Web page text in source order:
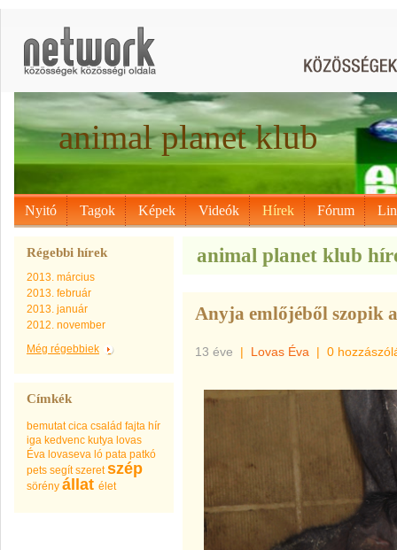
animal planet klub
Nyitó Tagok Képek Videók Hírek Fórum
Régebbi hírek
2013. március
2013. február
2013. január
2012. november
Még régebbiek
Címkék
bemutat cica család fajta hír
iga kedvenc kutya lovas
Éva lovaseva ló pata patkó
pets segít szeret szép
sörény állat élet
animal planet klub
Anyja emlőjéből szopik
13 éve | Lovas Éva | 0